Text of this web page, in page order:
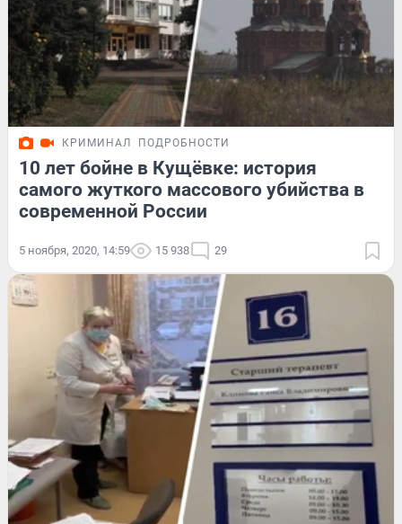
КРИМИНАЛ ПОДРОБНОСТИ
10 лет бойне в Кущёвке: история
самого жуткого массового убийства в
современной России
5 ноября, 2020, 14:59 15 938 29